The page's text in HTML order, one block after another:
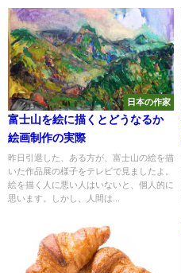
日本の作家
富士山を絵に描くとどうなるか
絵画制作の実際
昨日引退した、ある方が、富士山の絵を描
いた作品展の様子をテレビで見ましたよ。
絵を描く人に悪い人はいないと、個人的に
思います。しかし、人間は...